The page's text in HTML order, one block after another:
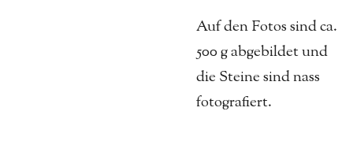
Auf den Fotos sind ca.
500 g abgebildet und
die Steine sind nass
fotografiert.